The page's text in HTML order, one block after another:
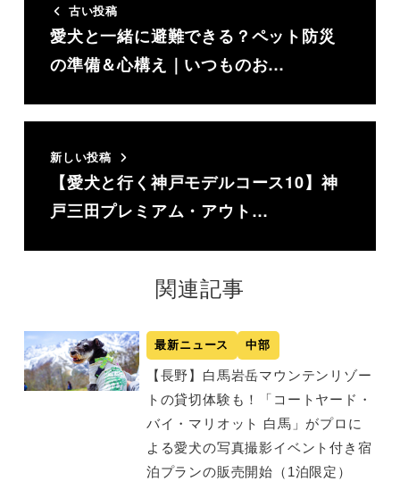
古い投稿
愛犬と一緒に避難できる？ペット防災
の準備＆心構え｜いつものお…
新しい投稿
【愛犬と行く神戸モデルコース10】神
戸三田プレミアム・アウト…
関連記事
最新ニュース 中部
【長野】白馬岩岳マウンテンリゾー
トの貸切体験も！「コートヤード・
バイ・マリオット 白馬」がプロに
よる愛犬の写真撮影イベント付き宿
泊プランの販売開始（1泊限定）